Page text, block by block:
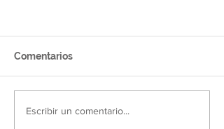
Comentarios
Escribir un comentario...